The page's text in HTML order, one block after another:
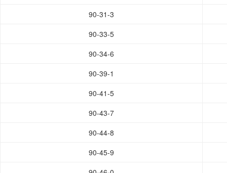
90-31-3
90-33-5
90-34-6
90-39-1
90-41-5
90-43-7
90-44-8
90-45-9